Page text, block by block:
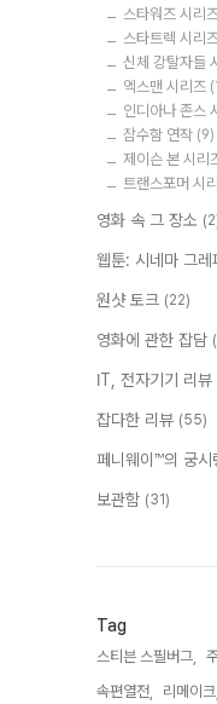
스타워즈 시리
스타트렉 시리
신체 강탈자들
엑스맨 시리즈
인디아나 존스
잠수함 연작 (9)
제이슨 본 시리
트랜스포머 시
영화 속 그 장소
웹툰: 시네마 그레
원샷 토크 (22)
영화에 관한 잡담
IT, 전자기기 리뷰
잡다한 리뷰 (55)
페니웨이™의 궁시
보관함 (31)
Tag
스티븐 스필버그,
속편열전,
리메이크,